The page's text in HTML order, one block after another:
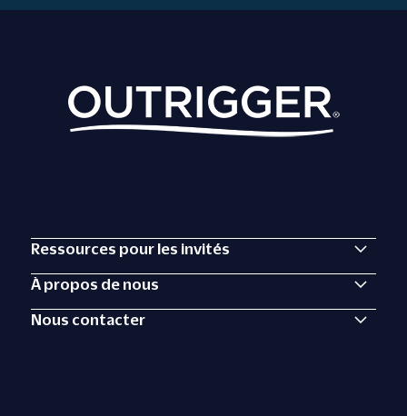
Ressources pour les invités
À propos de nous
Nous contacter